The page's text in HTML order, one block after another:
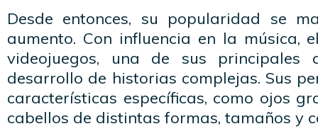
Desde entonces, su popularidad se
aumento. Con influencia en la música,
videojuegos, una de sus principales
desarrollo de historias complejas. Sus
características específicas, como ojos
cabellos de distintas formas, tamaños y